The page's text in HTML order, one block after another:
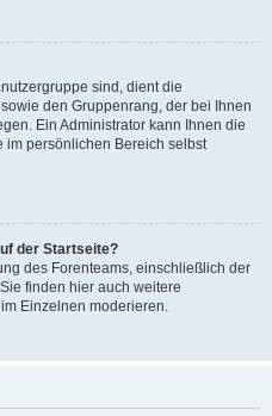
sind, dient die
den Gruppenrang, der bei Ihnen
Ein Administrator kann Ihnen die
im persönlichen Bereich selbst
der Startseite?
des Forenteams, einschließlich der
finden hier auch weitere
Einzelnen moderieren.